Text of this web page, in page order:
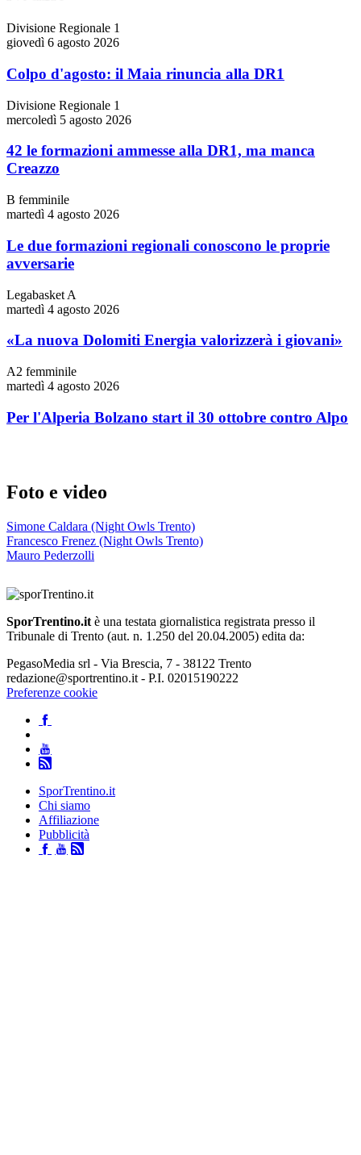
Divisione Regionale 1
giovedì 6 agosto 2026
Colpo d'agosto: il Maia rinuncia alla DR1
Divisione Regionale 1
mercoledì 5 agosto 2026
42 le formazioni ammesse alla DR1, ma manca
Creazzo
B femminile
martedì 4 agosto 2026
Le due formazioni regionali conoscono le proprie
avversarie
Legabasket A
martedì 4 agosto 2026
«La nuova Dolomiti Energia valorizzerà i giovani»
A2 femminile
martedì 4 agosto 2026
Per l'Alperia Bolzano start il 30 ottobre contro Alpo
Foto e video
Simone Caldara (Night Owls Trento)
Francesco Frenez (Night Owls Trento)
Mauro Pederzolli
SporTrentino.it è una testata giornalistica registrata presso il
Tribunale di Trento (aut. n. 1.250 del 20.04.2005) edita da:
PegasoMedia srl - Via Brescia, 7 - 38122 Trento
redazione@sportrentino.it - P.I. 02015190222
Preferenze cookie
SporTrentino.it
Chi siamo
Affiliazione
Pubblicità